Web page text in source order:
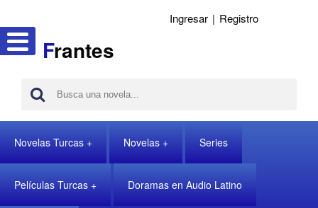
Frantes
Ingresar | Registro
Novelas Turcas Novelas Series
Películas Turcas Doramas en Audio Latino